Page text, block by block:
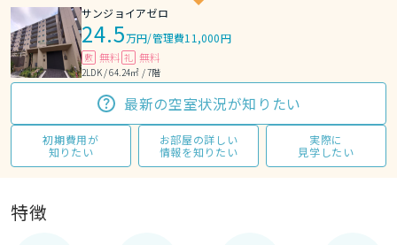
サンジョイアゼロ
24.5万円/管理費11,000円
敷 無料 礼 無料
2LDK / 64.24㎡ / 7階
最新の空室状況が知りたい
初期費用が
知りたい
お部屋の詳しい
情報を知りたい
実際に
見学したい
特徴